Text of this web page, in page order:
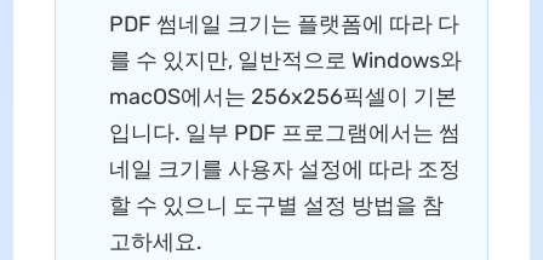
PDF 썸네일 크기는 플랫폼에 따라 다
를 수 있지만, 일반적으로 Windows와
macOS에서는 256x256픽셀이 기본
입니다. 일부 PDF 프로그램에서는 썸
네일 크기를 사용자 설정에 따라 조정
할 수 있으니 도구별 설정 방법을 참
고하세요.